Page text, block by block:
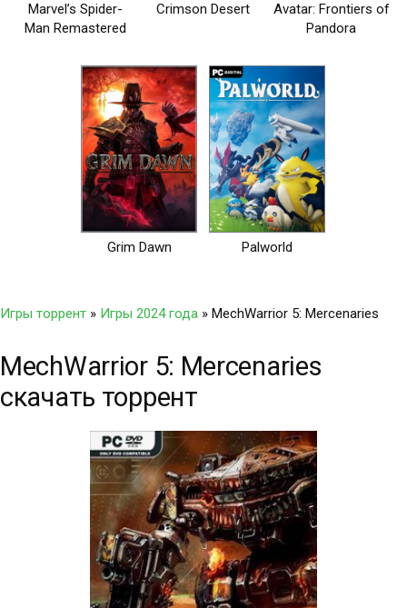
Marvel’s Spider-
Man Remastered
Crimson Desert
Avatar: Frontiers of
Pandora
Grim Dawn Palworld
Игры торрент » Игры 2024 года » MechWarrior 5: Mercenaries
MechWarrior 5: Mercenaries
скачать торрент